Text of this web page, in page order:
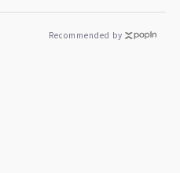
Recommended by